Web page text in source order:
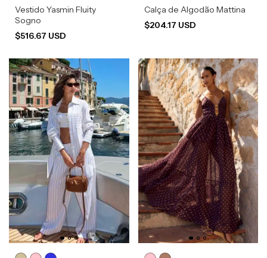
Vestido Yasmin Fluity
Sogno
$516.67 USD
Calça de Algodão Mattina
$204.17 USD